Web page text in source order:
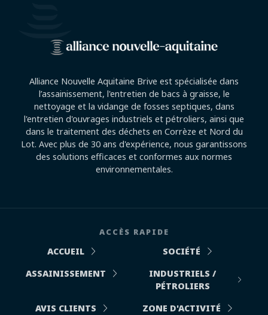
Alliance Nouvelle Aquitaine Brive est spécialisée dans
l’assainissement, l'entretien de bacs à graisse, le
nettoyage et la vidange de fosses septiques, dans
l'entretien d'ouvrages industriels et pétroliers, ainsi que
dans le traitement des déchets en Corrèze et Nord du
Lot. Avec plus de 30 ans d'expérience, nous garantissons
des solutions efficaces et conformes aux normes
environnementales.
ACCÈS RAPIDE
ACCUEIL
SOCIÉTÉ
ASSAINISSEMENT
INDUSTRIELS /
PÉTROLIERS
AVIS CLIENTS
ZONE D'ACTIVITÉ